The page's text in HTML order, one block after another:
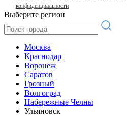
конфиденциальности
Выберите регион
Москва
Краснодар
Воронеж
Саратов
Грозный
Волгоград
Набережные Челны
Ульяновск